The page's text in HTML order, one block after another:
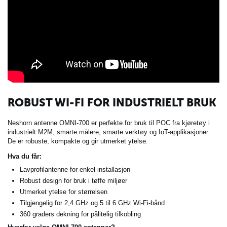
ROBUST WI-FI FOR INDUSTRIELT BRUK
Neshorn antenne OMNI-700 er perfekte for bruk til POC fra kjøretøy i
industrielt M2M, smarte målere, smarte verktøy og IoT-applikasjoner.
De er robuste, kompakte og gir utmerket ytelse.
Hva du får:
Lavprofilantenne for enkel installasjon
Robust design for bruk i tøffe miljøer
Utmerket ytelse for størrelsen
Tilgjengelig for 2,4 GHz og 5 til 6 GHz Wi-Fi-bånd
360 graders dekning for pålitelig tilkobling